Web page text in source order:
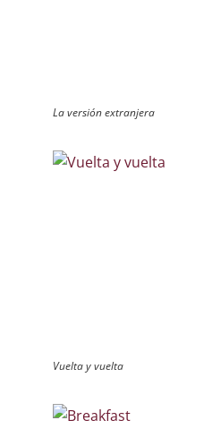
La versión extranjera
Vuelta y vuelta